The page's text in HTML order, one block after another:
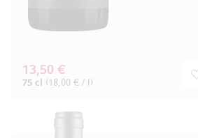
13,50 €
75 cl (18,00 € / l)